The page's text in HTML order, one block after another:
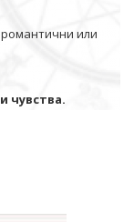
или
чувства.